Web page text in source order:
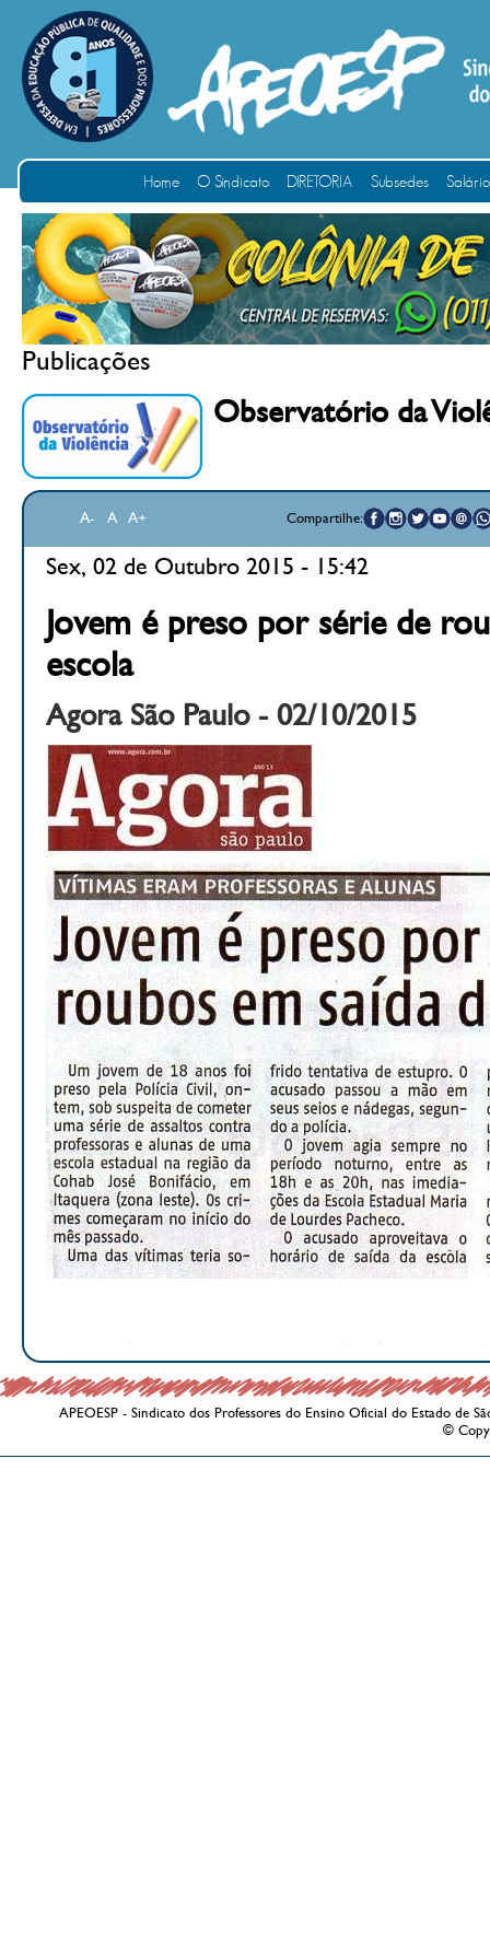
Home O Sindicato DIRETORIA Subsedes
Publicações
Observatório da
A- A A+ Compartilhe:
Sex, 02 de Outubro 2015 - 15:42
Jovem é preso por série de
escola
Agora São Paulo - 02/10/2015
APEOESP - Sindicato dos Professores do Ensino Oficial do Estado de
©